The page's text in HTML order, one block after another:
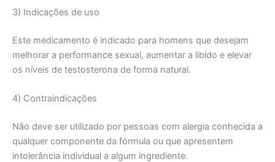
3) Indicações de uso
Este medicamento é indicado para homens que desejam
melhorar a performance sexual, aumentar a libido e elevar
os níveis de testosterona de forma natural.
4) Contraindicações
Não deve ser utilizado por pessoas com alergia conhecida a
qualquer componente da fórmula ou que apresentem
intolerância individual a algum ingrediente.